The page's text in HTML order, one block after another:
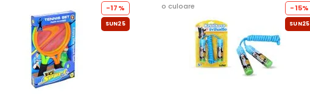
-17%
SUN25
o culoare -15%
SUN25